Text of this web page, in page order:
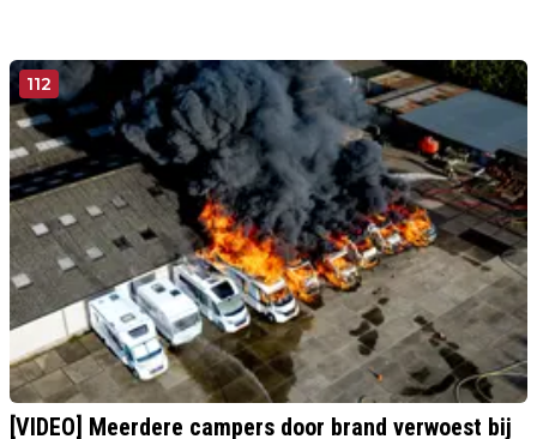
112
[VIDEO] Meerdere campers door brand verwoest bij